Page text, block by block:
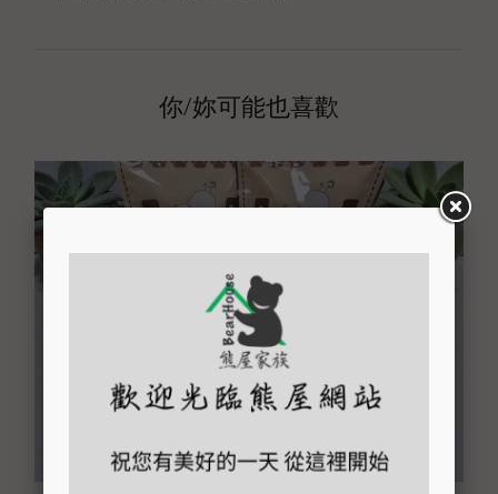
你/妳可能也喜歡